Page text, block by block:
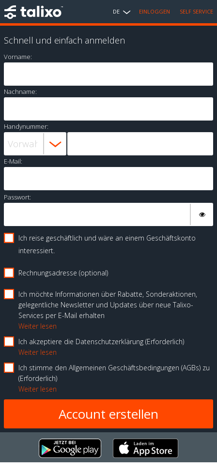
DE EINLOGGEN SELF SERVICE
Schnell und einfach anmelden
Vorname:
Nachname:
Handynummer:
E-Mail:
Passwort:
Ich reise geschäftlich und wäre an einem Geschäftskonto
interessiert.
Rechnungsadresse (optional)
Ich möchte Informationen über Rabatte, Sonderaktionen,
gelegentliche Newsletter und Updates über neue Talixo-
Services per E-Mail erhalten
Weiter lesen
Ich akzeptiere die Datenschutzerklärung Erforderlich
Weiter lesen
Ich stimme den Allgemeinen Geschäftsbedingungen (AGBs) zu
Erforderlich
Weiter lesen